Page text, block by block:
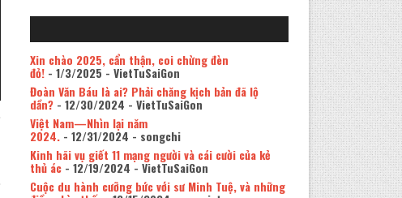
Xin chào 2025, cẩn thận, coi chừng đèn
đỏ!- 1/3/2025 - VietTuSaiGon
Đoàn Văn Báu là ai? Phải chăng kịch bản đã lộ
dần?- 12/30/2024 - VietTuSaiGon
Việt Nam—Nhìn lại năm
2024.- 12/31/2024 - songchi
Kinh hãi vụ giết 11 mạng người và cái cười của kẻ
thủ ác- 12/19/2024 - VietTuSaiGon
Cuộc du hành cưỡng bức với sư Minh Tuệ, và những